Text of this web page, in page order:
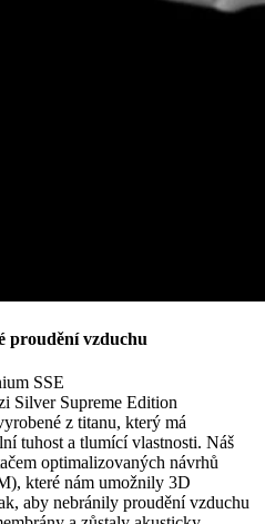
proudění vzduchu
SSE
Silver Supreme Edition
z titanu, který má
tuhost a tlumící vlastnosti. Náš
optimalizovaných návrhů
které nám umožnily 3D
aby nebránily proudění vzduchu